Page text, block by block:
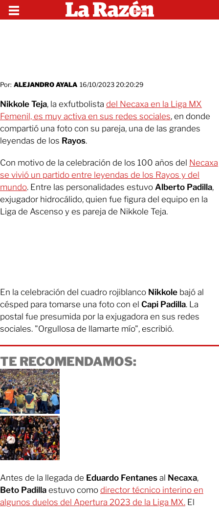
Por: ALEJANDRO AYALA 16/10/2023 20:20:29
Nikkole Teja, la exfutbolista del Necaxa en la Liga MX
Femenil, es muy activa en sus redes sociales, en donde
compartió una foto con su pareja, una de las grandes
leyendas de los Rayos.
Con motivo de la celebración de los 100 años del Necaxa
se vivió un partido entre leyendas de los Rayos y del
mundo. Entre las personalidades estuvo Alberto Padilla,
exjugador hidrocálido, quien fue figura del equipo en la
Liga de Ascenso y es pareja de Nikkole Teja.
En la celebración del cuadro rojiblanco Nikkole bajó al
césped para tomarse una foto con el Capi Padilla. La
postal fue presumida por la exjugadora en sus redes
sociales. "Orgullosa de llamarte mío", escribió.
TE RECOMENDAMOS:
Antes de la llegada de Eduardo Fentanes al Necaxa,
Beto Padilla estuvo como director técnico interino en
algunos duelos del Apertura 2023 de la Liga MX. El